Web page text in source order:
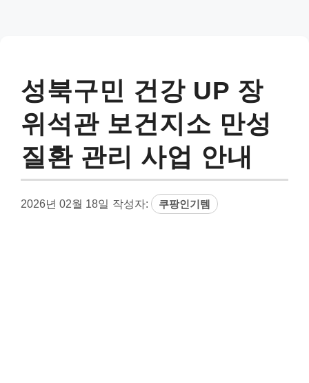
성북구민 건강 UP 장
위석관 보건지소 만성
질환 관리 사업 안내
2026년 02월 18일 작성자: 쿠팡인기템